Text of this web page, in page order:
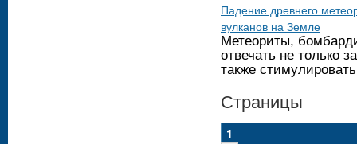
Падение древнего
вулканов на Земле
Метеориты,
отвечать не только
также
Страницы
1